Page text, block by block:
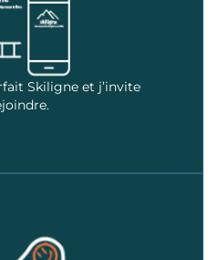
Skiligne et j’invite